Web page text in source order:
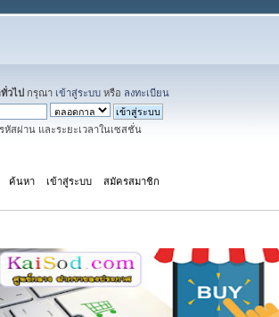
วไป กรุณา เข้าสู่ระบบ หรือ ลงทะเบียน
หัสผ่าน และระยะเวลาในเซสชั่น
ค้นหา เข้าสู่ระบบ สมัครสมาชิก